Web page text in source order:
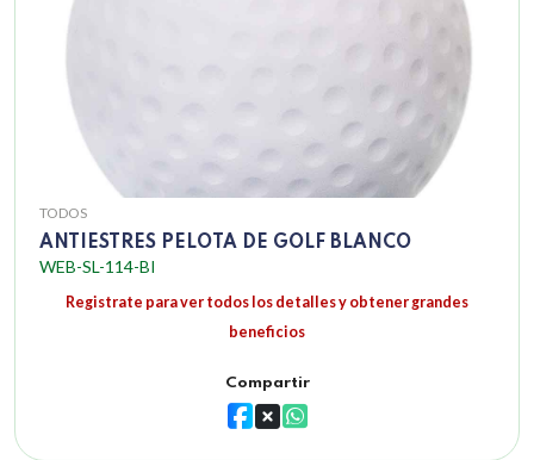
TODOS
ANTIESTRES PELOTA DE GOLF BLANCO
WEB-SL-114-BI
Registrate para ver todos los detalles y obtener grandes
beneficios
Compartir